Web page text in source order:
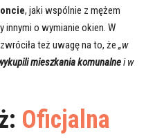
, jaki wspólnie z mężem
innymi o wymianie okien. W
też uwagę na to, że „w
mieszkania komunalnei w
Oficjalna